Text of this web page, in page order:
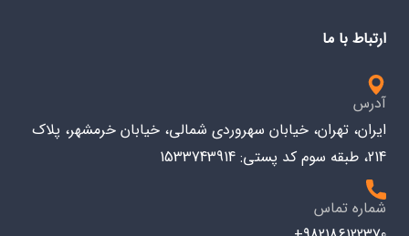
ارتباط با ما
آدرس
ایران، تهران، خیابان سهروردی شمالی، خیابان خرمشهر، پلاک
214، طبقه سوم کد پستی: 1533743914
شماره تماس